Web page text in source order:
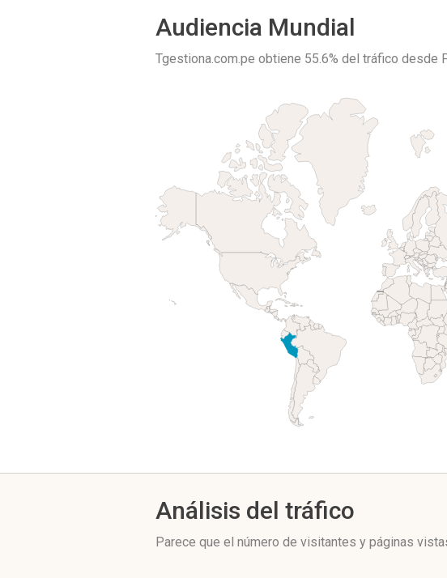
Audiencia Mundial
Tgestiona.com.pe obtiene 55.6% del tráfico desde
Análisis del tráfico
Parece que el número de visitantes y páginas